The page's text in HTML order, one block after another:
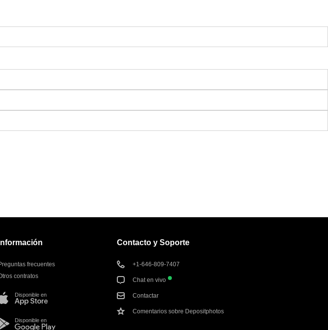
Información
frecuentes
contratos
Disponible en
Disponible en
Contacto y Soporte
+1-646-809-7407
Chat en vivo
Contactar
Comentarios sobre Depositphotos